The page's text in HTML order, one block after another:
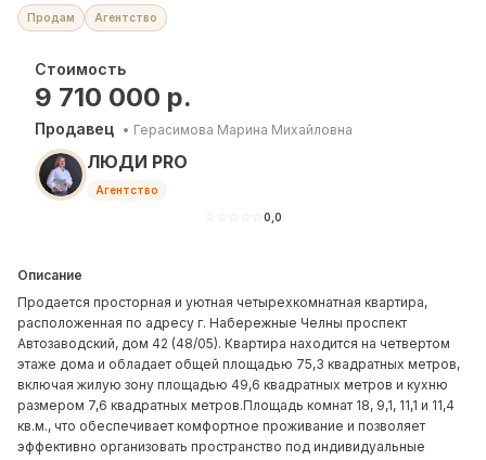
Продам Агентство
Стоимость
9 710 000 р.
Продавец • Герасимова Марина Михайловна
ЛЮДИ PRO
Агентство
0,0
Описание
Продается просторная и уютная четырехкомнатная квартира,
расположенная по адресу г. Набережные Челны проспект
Автозаводский, дом 42 (48/05). Квартира находится на четвертом
этаже дома и обладает общей площадью 75,3 квадратных метров,
включая жилую зону площадью 49,6 квадратных метров и кухню
размером 7,6 квадратных метров.Площадь комнат 18, 9,1, 11,1 и 11,4
кв.м., что обеспечивает комфортное проживание и позволяет
эффективно организовать пространство под индивидуальные